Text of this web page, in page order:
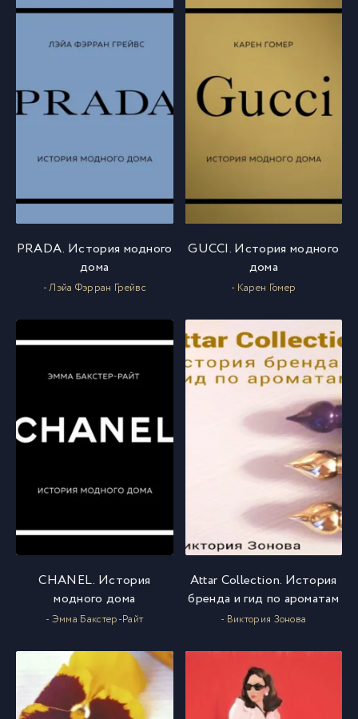
PRADA. История модного
дома
- Лэйа Фэрран Грейвс
GUCCI. История модного
дома
- Карен Гомер
CHANEL. История
модного дома
- Эмма Бакстер-Райт
Attar Collection. История
бренда и гид по ароматам
- Виктория Зонова